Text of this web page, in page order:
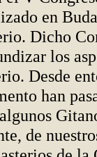
en
Dicho
los
Desde
han
de